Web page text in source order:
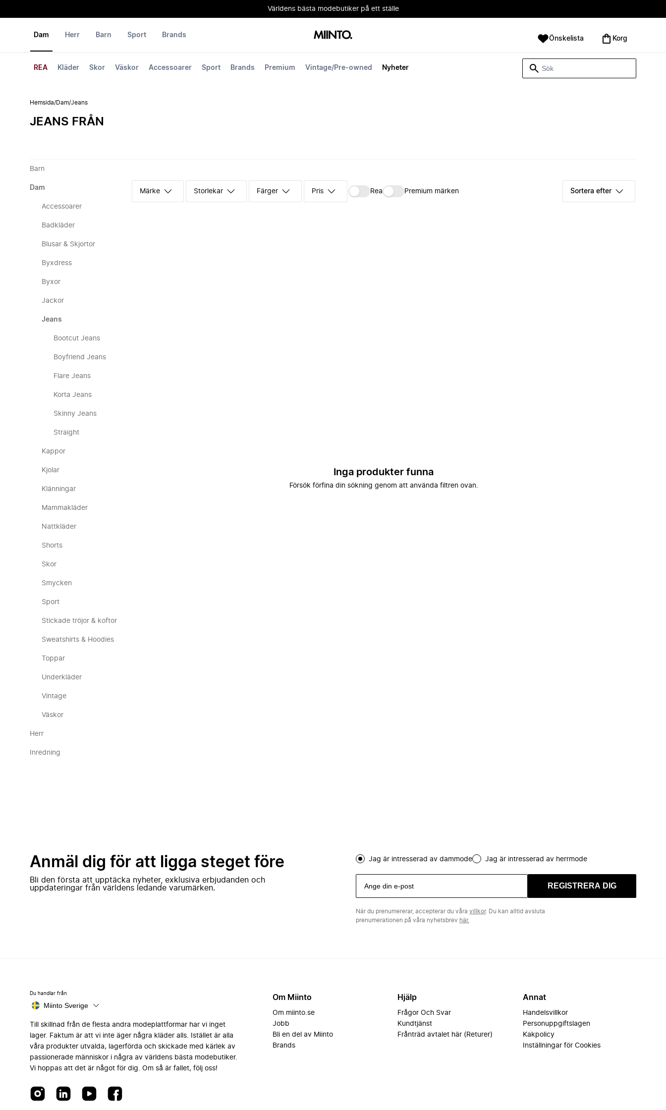
Världens bästa modebutiker på ett ställe
Dam
REA Kläder Skor Väskor Accessoarer Sport Brands Premium Vintage/Pre-owned Nyheter
Herr Barn Sport Brands Önskelista Korg
Hemsida/Dam/Jeans
JEANS FRÅN
Barn
Dam
Accessoarer
Badkläder
Blusar & Skjortor
Byxdress
Byxor
Jackor
Jeans
Bootcut Jeans
Boyfriend Jeans
Flare Jeans
Korta Jeans
Skinny Jeans
Straight
Kappor
Kjolar
Klänningar
Mammakläder
Nattkläder
Shorts
Skor
Smycken
Sport
Stickade tröjor & koftor
Sweatshirts & Hoodies
Toppar
Underkläder
Vintage
Väskor
Herr
Inredning
Märke Storlekar Färger Pris Rea Premium märken Sortera efter
Inga produkter funna
Försök förfina din sökning genom att använda filtren ovan.
Anmäl dig för att ligga steget före
Bli den första att upptäcka nyheter, exklusiva erbjudanden och
uppdateringar från världens ledande varumärken.
Jag är intresserad av dammode Jag är intresserad av herrmode
REGISTRERA DIG
När du prenumererar, accepterar du våra villkor. Du kan alltid avsluta
prenumerationen på våra nyhetsbrev här.
Du handlar från
Miinto Sverige
Till skillnad från de flesta andra modeplattformar har vi inget
lager. Faktum är att vi inte äger några kläder alls. Istället är alla
våra produkter utvalda, lagerförda och skickade med kärlek av
passionerade människor i några av världens bästa modebutiker.
Vi hoppas att det är något för dig. Om så är fallet, följ oss!
Om Miinto
Om miinto.se
Jobb
Bli en del av Miinto
Brands
Hjälp
Frågor Och Svar
Kundtjänst
Frånträd avtalet här (Returer)
Annat
Handelsvillkor
Personuppgiftslagen
Kakpolicy
Inställningar för Cookies